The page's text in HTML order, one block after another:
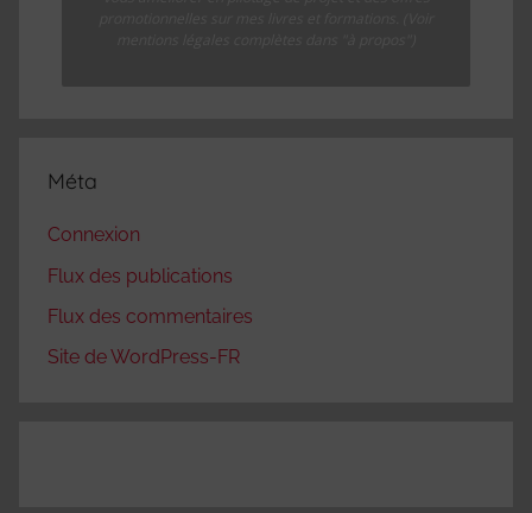
Méta
Connexion
Flux des publications
Flux des commentaires
Site de WordPress-FR